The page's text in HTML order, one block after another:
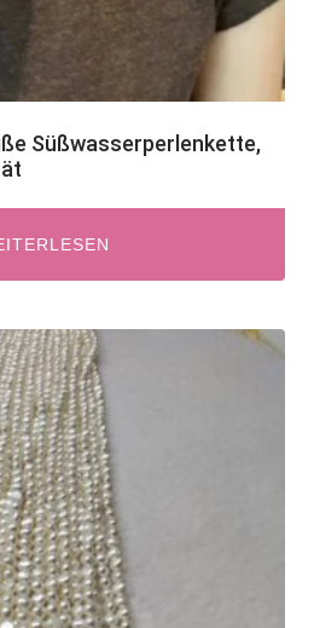
Süßwasserperlenkette,